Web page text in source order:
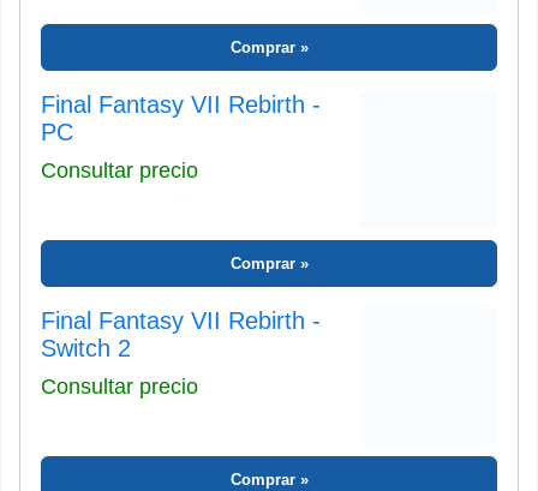
Comprar
Final Fantasy VII Rebirth -
PC
Consultar precio
Comprar
Final Fantasy VII Rebirth -
Switch 2
Consultar precio
Comprar